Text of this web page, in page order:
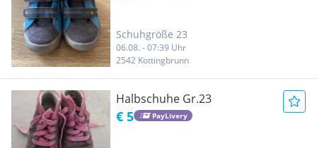
Schuhgröße 23
06.08. - 07:39 Uhr
2542 Kottingbrunn
Halbschuhe Gr.23
€ 5 PayLivery